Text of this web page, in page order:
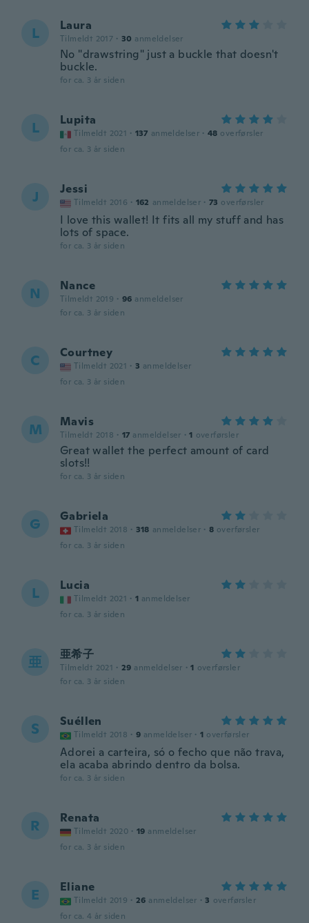
L Laura
Tilmeldt 2017 · 30 anmeldelser
No "drawstring" just a buckle that doesn't
buckle.
for ca. 3 år siden
L Lupita
Tilmeldt 2021 · 137 anmeldelser · 48 overførsler
for ca. 3 år siden
J Jessi
Tilmeldt 2016 · 162 anmeldelser · 73 overførsler
I love this wallet! It fits all my stuff and has
lots of space.
for ca. 3 år siden
N Nance
Tilmeldt 2019 · 96 anmeldelser
for ca. 3 år siden
C Courtney
Tilmeldt 2021 · 3 anmeldelser
for ca. 3 år siden
M Mavis
Tilmeldt 2018 · 17 anmeldelser · 1 overførsler
Great wallet the perfect amount of card
slots!!
for ca. 3 år siden
G Gabriela
Tilmeldt 2018 · 318 anmeldelser · 8 overførsler
for ca. 3 år siden
L Lucia
Tilmeldt 2021 · 1 anmeldelser
for ca. 3 år siden
亜 亜希子
Tilmeldt 2021 · 29 anmeldelser · 1 overførsler
for ca. 3 år siden
S Suéllen
Tilmeldt 2018 · 9 anmeldelser · 1 overførsler
Adorei a carteira, só o fecho que não trava,
ela acaba abrindo dentro da bolsa.
for ca. 3 år siden
R Renata
Tilmeldt 2020 · 19 anmeldelser
for ca. 3 år siden
E Eliane
Tilmeldt 2019 · 26 anmeldelser · 3 overførsler
for ca. 4 år siden